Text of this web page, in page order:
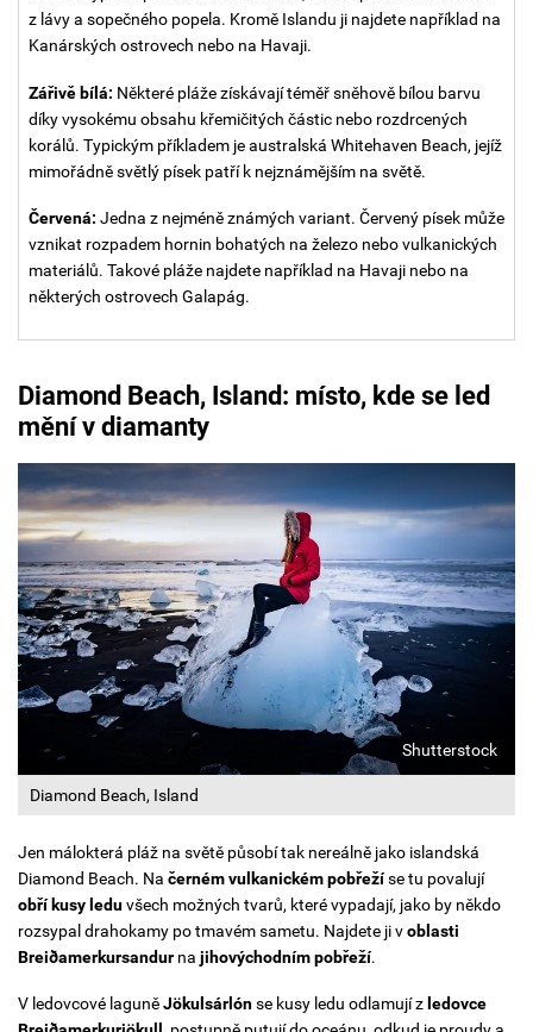
z lávy a sopečného popela. Kromě Islandu ji najdete například na
Kanárských ostrovech nebo na Havaji.
Zářivě bílá: Některé pláže získávají téměř sněhově bílou barvu
díky vysokému obsahu křemičitých částic nebo rozdrcených
korálů. Typickým příkladem je australská Whitehaven Beach, jejíž
mimořádně světlý písek patří k nejznámějším na světě.
Červená: Jedna z nejméně známých variant. Červený písek může
vznikat rozpadem hornin bohatých na železo nebo vulkanických
materiálů. Takové pláže najdete například na Havaji nebo na
některých ostrovech Galapág.
Diamond Beach, Island: místo, kde se led
mění v diamanty
Diamond Beach, Island
Shutterstock
Jen málokterá pláž na světě působí tak nereálně jako islandská
Diamond Beach. Na černém vulkanickém pobřežíse tu povalují
obří kusy leduvšech možných tvarů, které vypadají, jako by někdo
rozsypal drahokamy po tmavém sametu. Najdete ji voblasti
Breiðamerkursandur na jihovýchodním pobřeží.
V ledovcové laguněJökulsárlónse kusy ledu odlamují z ledovce